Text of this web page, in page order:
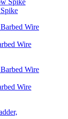
Wire
Wire